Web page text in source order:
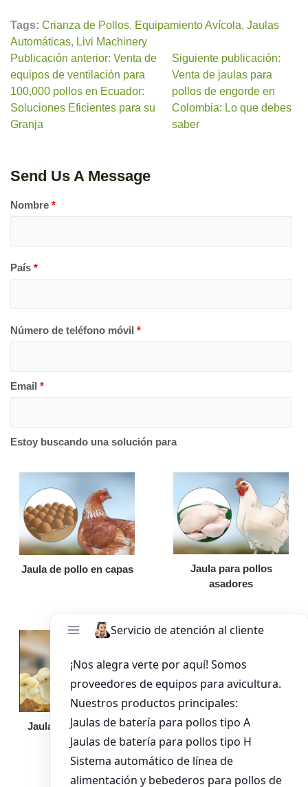
Tags: Crianza de Pollos, Equipamiento Avícola, Jaulas
Automáticas, Livi Machinery
Publicación anterior: Venta de
equipos de ventilación para
100,000 pollos en Ecuador:
Soluciones Eficientes para su
Granja
Siguiente publicación:
Venta de jaulas para
pollos de engorde en
Colombia: Lo que debes
saber
Send Us A Message
Nombre *
País *
Número de teléfono móvil *
Email *
Estoy buscando una solución para
Jaula de pollo en capas
Jaula para pollos
asadores
Jaula de pollo pollita
Bandeja de
alimentación para
pollos de engorde